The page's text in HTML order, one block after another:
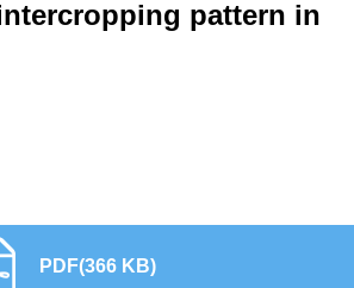
pattern in
PDF(366 KB)